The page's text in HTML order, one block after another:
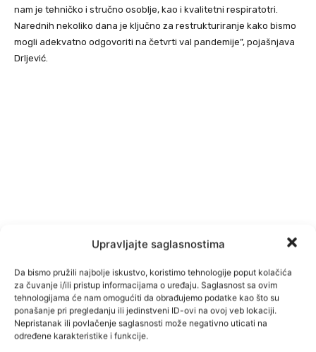
Upravljajte saglasnostima
Da bismo pružili najbolje iskustvo, koristimo tehnologije poput kolačića
za čuvanje i/ili pristup informacijama o uređaju. Saglasnost sa ovim
tehnologijama će nam omogućiti da obrađujemo podatke kao što su
ponašanje pri pregledanju ili jedinstveni ID-ovi na ovoj veb lokaciji.
Nepristanak ili povlačenje saglasnosti može negativno uticati na
određene karakteristike i funkcije.
nam je tehničko i stručno osoblje, kao i kvalitetni respiratotri.
Narednih nekoliko dana je ključno za restrukturiranje kako bismo
mogli adekvatno odgovoriti na četvrti val pandemije”, pojašnjava
Drljević.